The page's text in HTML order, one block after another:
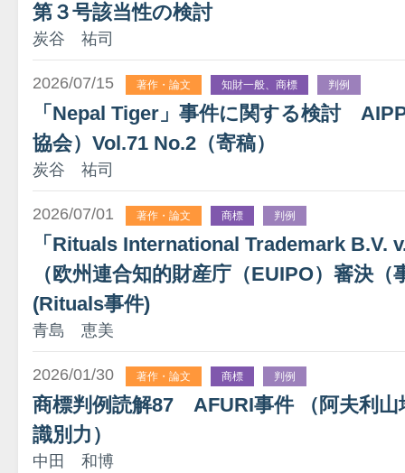
第３号該当性の検討
炭谷 祐司
2026/07/15 著作・論文 知財一般、商標 判例
「Nepal Tiger」事件に関する検討
協会）Vol.71 No.2（寄稿）
炭谷 祐司
2026/07/01 著作・論文 商標 判例
「Rituals International Trademark B.V.
（欧州連合知的財産庁（EUIPO）審決
(Rituals事件)
青島 恵美
2026/01/30 著作・論文 商標 判例
商標判例読解87 AFURI事件 （阿夫利山
識別力）
中田 和博